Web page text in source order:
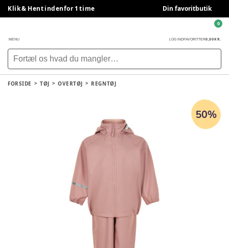
Klik & Hent indenfor 1 time Din favoritbutik
MENU LOG INDFAVORITTER0,00 KR.
0
FORSIDE TØJ OVERTØJ REGNTØJ